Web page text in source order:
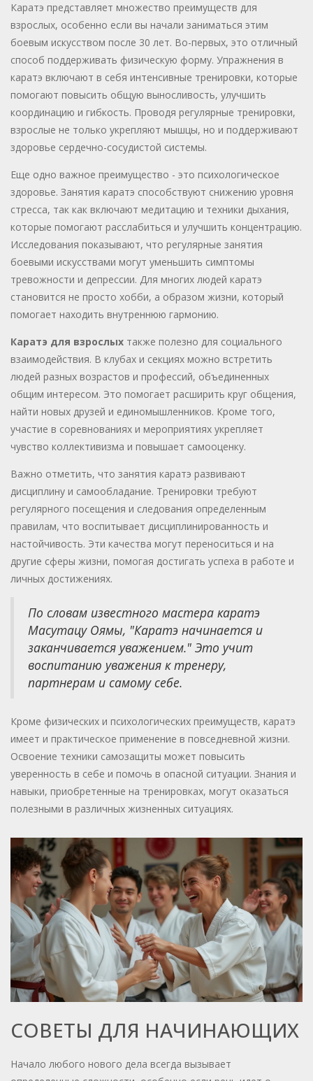
Каратэ представляет множество преимуществ для
взрослых, особенно если вы начали заниматься этим
боевым искусством после 30 лет. Во-первых, это отличный
способ поддерживать физическую форму. Упражнения в
каратэ включают в себя интенсивные тренировки, которые
помогают повысить общую выносливость, улучшить
координацию и гибкость. Проводя регулярные тренировки,
взрослые не только укрепляют мышцы, но и поддерживают
здоровье сердечно-сосудистой системы.
Еще одно важное преимущество - это психологическое
здоровье. Занятия каратэ способствуют снижению уровня
стресса, так как включают медитацию и техники дыхания,
которые помогают расслабиться и улучшить концентрацию.
Исследования показывают, что регулярные занятия
боевыми искусствами могут уменьшить симптомы
тревожности и депрессии. Для многих людей каратэ
становится не просто хобби, а образом жизни, который
помогает находить внутреннюю гармонию.
Каратэ для взрослых также полезно для социального
взаимодействия. В клубах и секциях можно встретить
людей разных возрастов и профессий, объединенных
общим интересом. Это помогает расширить круг общения,
найти новых друзей и единомышленников. Кроме того,
участие в соревнованиях и мероприятиях укрепляет
чувство коллективизма и повышает самооценку.
Важно отметить, что занятия каратэ развивают
дисциплину и самообладание. Тренировки требуют
регулярного посещения и следования определенным
правилам, что воспитывает дисциплинированность и
настойчивость. Эти качества могут переноситься и на
другие сферы жизни, помогая достигать успеха в работе и
личных достижениях.
По словам известного мастера каратэ
Масутацу Оямы, "Каратэ начинается и
заканчивается уважением." Это учит
воспитанию уважения к тренеру,
партнерам и самому себе.
Кроме физических и психологических преимуществ, каратэ
имеет и практическое применение в повседневной жизни.
Освоение техники самозащиты может повысить
уверенность в себе и помочь в опасной ситуации. Знания и
навыки, приобретенные на тренировках, могут оказаться
полезными в различных жизненных ситуациях.
СОВЕТЫ ДЛЯ НАЧИНАЮЩИХ
Начало любого нового дела всегда вызывает